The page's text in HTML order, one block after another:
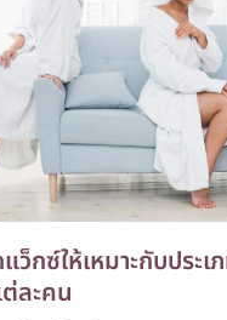
ว็กซ์ให้เหมาะกับประ
ละคน